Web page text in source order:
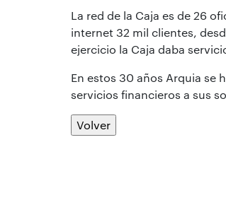
La red de la Caja es de 26
internet 32 mil clientes,
ejercicio la Caja daba
En estos 30 años Arquia se
servicios financieros a sus
Volver